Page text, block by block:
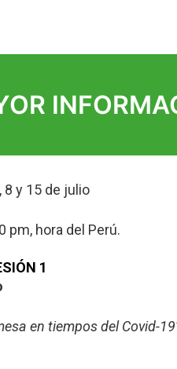
8 y 15 de julio
pm, hora del Perú.
1
en tiempos del Covid-